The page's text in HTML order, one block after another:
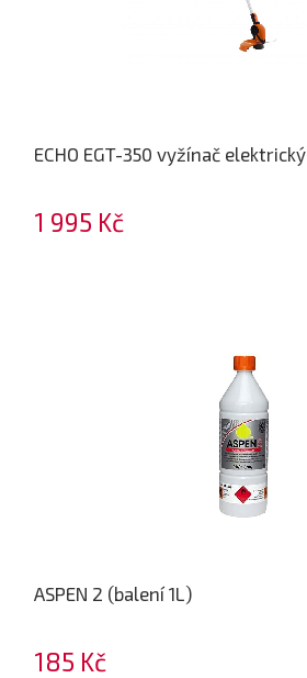
ECHO EGT-350 vyžínač elektrický
1 995 Kč
ASPEN 2 (balení 1L)
185 Kč